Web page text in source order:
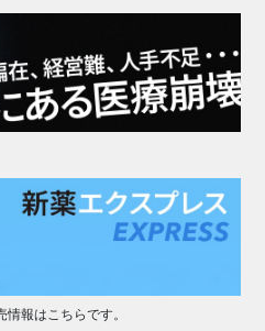
報はこちらです。